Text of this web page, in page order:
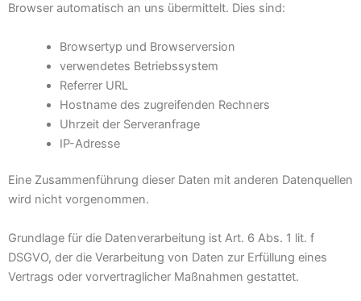
Browser automatisch an uns übermittelt. Dies sind:
Browsertyp und Browserversion
verwendetes Betriebssystem
Referrer URL
Hostname des zugreifenden Rechners
Uhrzeit der Serveranfrage
IP-Adresse
Eine Zusammenführung dieser Daten mit anderen Datenquellen
wird nicht vorgenommen.
Grundlage für die Datenverarbeitung ist Art. 6 Abs. 1 lit. f
DSGVO, der die Verarbeitung von Daten zur Erfüllung eines
Vertrags oder vorvertraglicher Maßnahmen gestattet.